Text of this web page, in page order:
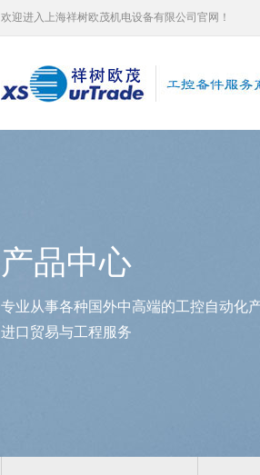
欢迎进入上海祥树欧茂机电设备有限公司官网！
产品中心
专业从事各种国外中高端的工控自动化
进口贸易与工程服务